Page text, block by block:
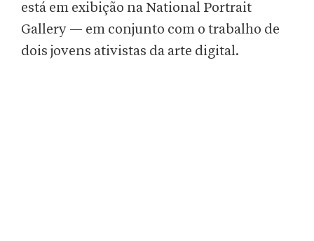
está em exibição na National Portrait
Gallery — em conjunto com o trabalho de
dois jovens ativistas da arte digital.